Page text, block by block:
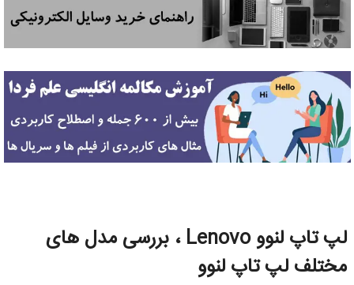
لپ تاپ لنوو Lenovo ، بررسی مدل های
مختلف لپ تاپ لنوو